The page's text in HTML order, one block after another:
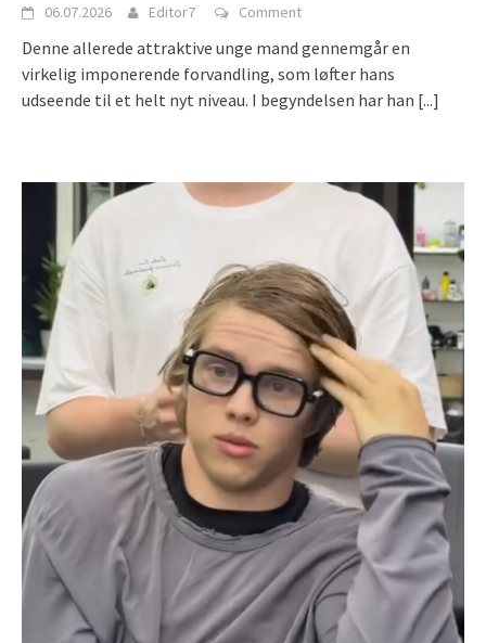
06.07.2026 Editor7 Comment
Denne allerede attraktive unge mand gennemgår en
virkelig imponerende forvandling, som løfter hans
udseende til et helt nyt niveau. I begyndelsen har han [...]